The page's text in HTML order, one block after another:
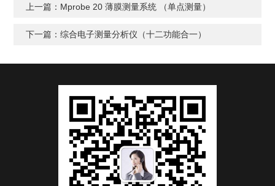
上一篇： Mprobe 20 薄膜测量系统 （单点测量）
下一篇：综合电子测量分析仪（十二功能合一）